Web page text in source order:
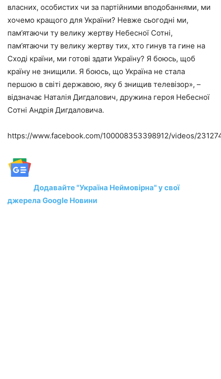
власних, особистих чи за партійними вподобаннями, ми
хочемо кращого для України? Невже сьогодні ми,
пам’ятаючи ту велику жертву Небесної Сотні,
пам’ятаючи ту велику жертву тих, хто гинув та гине на
Сході країни, ми готові здати Україну? Я боюсь, щоб
країну не знищили. Я боюсь, що Україна не стала
першою в світі державою, яку б знищив телевізор», –
відзначає Наталія Дигдалович, дружина героя Небесної
Сотні Андрія Дигдаловича.
https://www.facebook.com/100008353398912/videos/
Додавайте "Україна Неймовірна" у свої
джерела Google Новини